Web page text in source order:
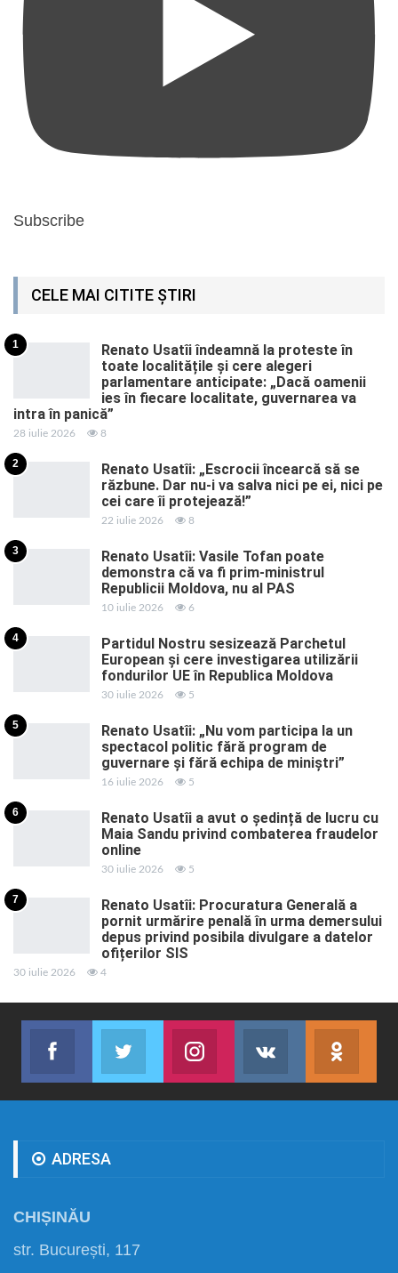
Subscribe
CELE MAI CITITE ȘTIRI
1
Renato Usatîi îndeamnă la proteste în
toate localitățile și cere alegeri
parlamentare anticipate: „Dacă oamenii
ies în fiecare localitate, guvernarea va
intra în panică”
28 iulie 2026 8
2
Renato Usatîi: „Escrocii încearcă să se
răzbune. Dar nu-i va salva nici pe ei, nici pe
cei care îi protejează!”
22 iulie 2026 8
3
Renato Usatîi: Vasile Tofan poate
demonstra că va fi prim-ministrul
Republicii Moldova, nu al PAS
10 iulie 2026 6
4
Partidul Nostru sesizează Parchetul
European și cere investigarea utilizării
fondurilor UE în Republica Moldova
30 iulie 2026 5
5
Renato Usatîi: „Nu vom participa la un
spectacol politic fără program de
guvernare și fără echipa de miniștri”
16 iulie 2026 5
6
Renato Usatîi a avut o ședință de lucru cu
Maia Sandu privind combaterea fraudelor
online
30 iulie 2026 5
7
Renato Usatîi: Procuratura Generală a
pornit urmărire penală în urma demersului
depus privind posibila divulgare a datelor
ofițerilor SIS
30 iulie 2026 4
Facebook
Abonează-te
Twitter
Join us on TwitterJoin us on Instagram
Abonează-te
ADRESA
CHIȘINĂU
str. București, 117